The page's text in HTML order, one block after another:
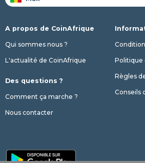
A propos de CoinAfrique
Qui sommes nous ?
L'actualité de CoinAfrique
Des questions ?
Comment ça marche ?
Nous contacter
Politique
Règles
Conseils